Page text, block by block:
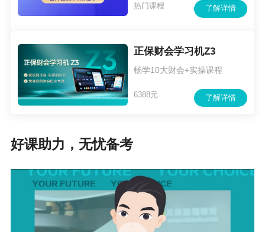
了解详情
热门课程
正保财会学习机Z3
畅学10大财会+实操课程
了解详情
6388元
好课助力，无忧备考